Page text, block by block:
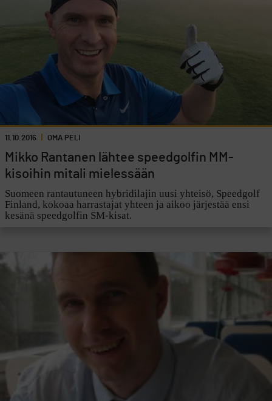
11.10.2016 OMA PELI
Mikko Rantanen lähtee speedgolfin MM-
kisoihin mitali mielessään
Suomeen rantautuneen hybridilajin uusi yhteisö, Speedgolf
Finland, kokoaa harrastajat yhteen ja aikoo järjestää ensi
kesänä speedgolfin SM-kisat.